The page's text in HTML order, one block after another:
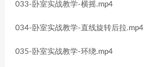
033-卧室实战教学-横摇.mp4
034-卧室实战教学-直线旋转后拉.mp4
035-卧室实战教学-环绕.mp4